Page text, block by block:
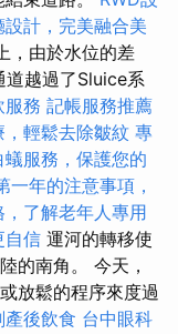
計，完美融合美
，由於水位的差
道越過了Sluice系
服務 記帳服務推薦
，輕鬆去除皺紋 專
服務，保護您的
一年的注意事項，
了解老年人專用
自信 運河的轉移使
的南角。 今天，
放鬆的程序來度過
產後飲食 台中眼科